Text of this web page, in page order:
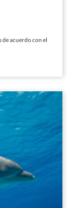
de acuerdo con el